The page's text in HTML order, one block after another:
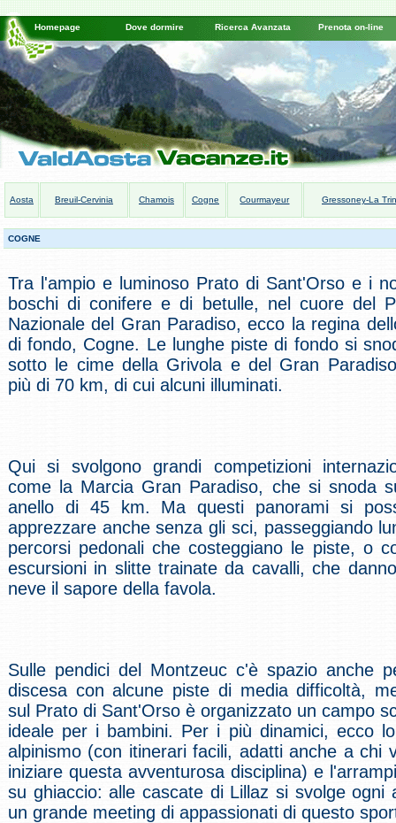
Homepage Dove dormire Ricerca Avanzata Prenota on-line
Aosta Breuil-Cervinia Chamois Cogne Courmayeur Gressoney-La
COGNE
Tra l'ampio e luminoso Prato di Sant'Orso e i
boschi di conifere e di betulle, nel cuore del
Nazionale del Gran Paradiso, ecco la regina
di fondo, Cogne. Le lunghe piste di fondo si
sotto le cime della Grivola e del Gran
più di 70 km, di cui alcuni illuminati.
Qui si svolgono grandi competizioni
come la Marcia Gran Paradiso, che si snoda
anello di 45 km. Ma questi panorami si
apprezzare anche senza gli sci, passeggiando
percorsi pedonali che costeggiano le piste, o
escursioni in slitte trainate da cavalli, che
neve il sapore della favola.
Sulle pendici del Montzeuc c'è spazio anche
discesa con alcune piste di media difficoltà,
sul Prato di Sant'Orso è organizzato un campo
ideale per i bambini. Per i più dinamici, ecco
alpinismo (con itinerari facili, adatti anche a chi
iniziare questa avventurosa disciplina) e
su ghiaccio: alle cascate di Lillaz si svolge ogni
un grande meeting di appassionati di questo